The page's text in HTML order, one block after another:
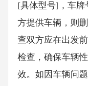
[具体型号]，车
方提供车辆，则
查双方应在出发
检查，确保车辆
效。如因车辆问